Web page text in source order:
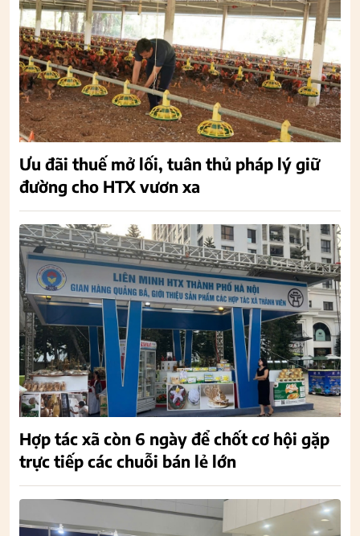
Ưu đãi thuế mở lối, tuân thủ pháp lý giữ
đường cho HTX vươn xa
Hợp tác xã còn 6 ngày để chốt cơ hội gặp
trực tiếp các chuỗi bán lẻ lớn